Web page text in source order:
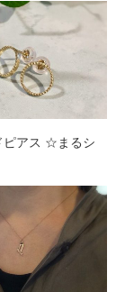
ピアス ☆まるシ